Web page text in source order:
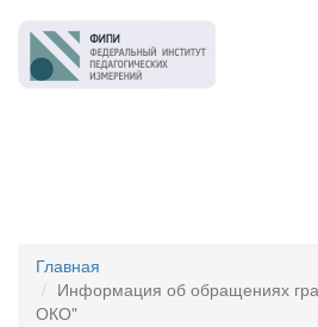
Главная
Информация об обращениях
ОКО"